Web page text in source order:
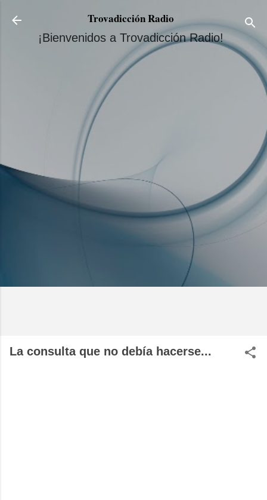
Ir al contenido principal
Trovadicción Radio
¡Bienvenidos a Trovadicción Radio!
La consulta que no debía hacerse...